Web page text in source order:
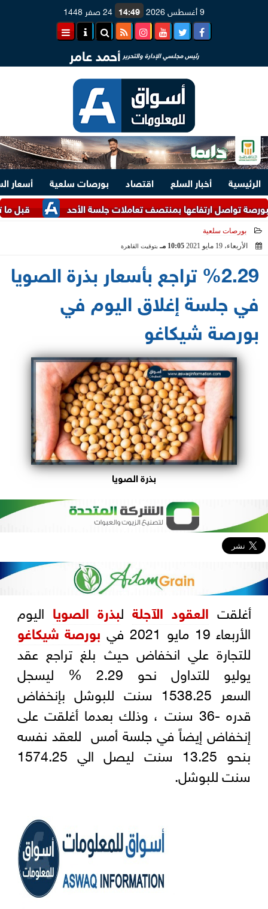
9 أغسطس 2026 14:49 24 صفر 1448
رئيس مجلسي الإدارة والتحرير أحمد عامر
الرئيسية أخبار السلع اقتصاد بورصات سلعية
أسعار
قبل ما تشتري.. اعرف
ارتفاعها بمنتصف تعاملات جلسة الأحد
بورصات سلعية
الأربعاء، 19 مايو 2021
10:05 مـ بتوقيت القاهرة
%2.29 تراجع بأسعار بذرة الصويا
في جلسة إغلاق اليوم في
بورصة شيكاغو
بذرة الصويا
أغلقت العقود الآجلة لبذرة الصويا اليوم
الأربعاء 19 مايو 2021 في
بورصة شيكاغو
للتجارة علي انخفاض حيث بلغ تراجع عقد
يوليو للتداول نحو 2.29 % ليسجل
السعر 1538.25 سنت للبوشل بإنخفاض
قدره -36 سنت ، وذلك بعدما أغلقت على
إنخفاض إيضاً في جلسة أمس للعقد نفسه
بنحو 13.25 سنت ليصل الي 1574.25
سنت للبوشل.